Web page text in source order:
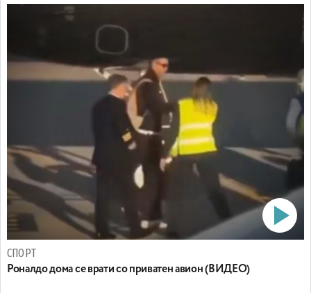
СПОРТ
Роналдо дома се врати со приватен авион (ВИДЕО)